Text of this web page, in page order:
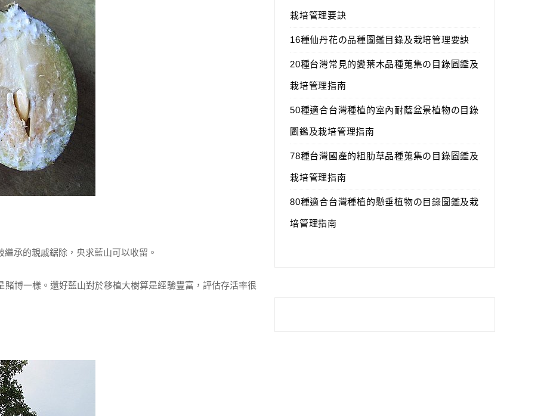
承的親戚鋸除，央求藍山可以收留。
一樣。還好藍山對於移植大樹算是經驗豐富，評估存活率很
栽培管理要訣
16種仙丹花の品種圖鑑目錄及栽培管理要訣
20種台灣常見的變葉木品種蒐集の目錄圖鑑及
栽培管理指南
50種適合台灣種植的室內耐蔭盆景植物の目錄
圖鑑及栽培管理指南
78種台灣國產的粗肋草品種蒐集の目錄圖鑑及
栽培管理指南
80種適合台灣種植的懸垂植物の目錄圖鑑及栽
培管理指南